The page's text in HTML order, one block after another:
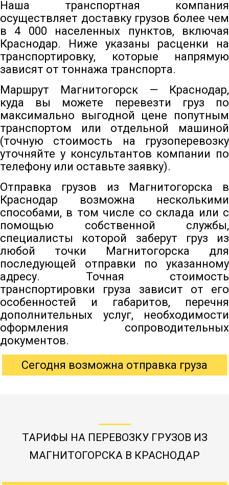
Наша транспортная компания
осуществляет доставку грузов более чем
в 4 000 населенных пунктов, включая
Краснодар. Ниже указаны расценки на
транспортировку, которые напрямую
зависят от тоннажа транспорта.
Маршрут Магнитогорск — Краснодар,
куда вы можете перевезти груз по
максимально выгодной цене попутным
транспортом или отдельной машиной
(точную стоимость на грузоперевозку
уточняйте у консультантов компании по
телефону или оставьте заявку).
Отправка грузов из Магнитогорска в
Краснодар возможна несколькими
способами, в том числе со склада или с
помощью собственной службы,
специалисты которой заберут груз из
любой точки Магнитогорска для
последующей отправки по указанному
адресу. Точная стоимость
транспортировки груза зависит от его
особенностей и габаритов, перечня
дополнительных услуг, необходимости
оформления сопроводительных
документов.
Сегодня возможна отправка груза
ТАРИФЫ НА ПЕРЕВОЗКУ ГРУЗОВ ИЗ
МАГНИТОГОРСКА В КРАСНОДАР